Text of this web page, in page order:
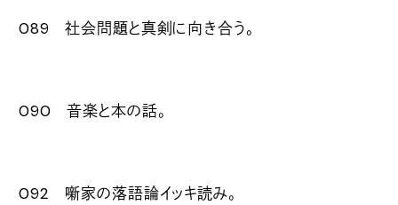
089 社会問題と真剣に向き合う。
090 音楽と本の話。
092 噺家の落語論イッキ読み。